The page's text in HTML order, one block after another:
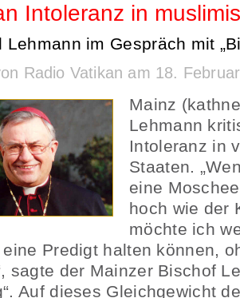
Intoleranz in
Lehmann im Gespräch mit
Radio Vatikan am 18.
Mainz
Lehmann
Intoleranz in
Staaten.
eine
hoch wie der
möchte ich
Predigt halten können,
sagte der Mainzer Bischof
Auf dieses Gleichgewicht